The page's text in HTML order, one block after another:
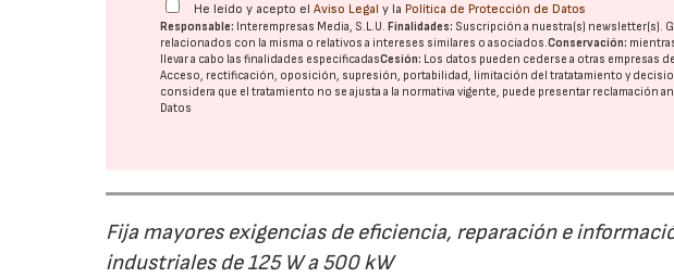
He leído y acepto elAviso Legal y la Política de Protección de Datos
Responsable: Interempresas Media, S.L.U. Finalidades: Suscripción a nuestra(s) newsletter(s).
relacionados con la misma o relativos a intereses similares o asociados.Conservación:
llevar a cabo las finalidades especificadasCesión: Los datos pueden cederse a otras empresas
Acceso, rectificación, oposición, supresión, portabilidad, limitación del tratatamiento y
considera que el tratamiento no se ajusta a la normativa vigente, puede presentar reclamación
Datos
Fija mayores exigencias de eficiencia, reparación e
industriales de 125 W a 500 kW